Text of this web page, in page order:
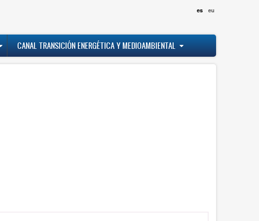
es eu
CANAL TRANSICIÓN ENERGÉTICA Y MEDIOAMBIENTAL